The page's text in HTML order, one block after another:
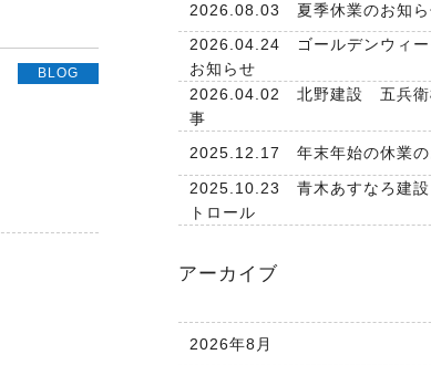
BLOG
2026.08.03 夏季休業のお知ら
2026.04.24 ゴールデンウィー
お知らせ
2026.04.02 北野建設 五兵衛
事
2025.12.17 年末年始の休業の
2025.10.23 青木あすなろ建
トロール
アーカイブ
2026年8月